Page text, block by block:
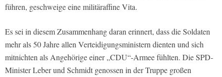
führen, geschweige eine militäraffine Vita.
Es sei in diesem Zusammenhang daran erinnert, dass die Soldaten
mehr als 50 Jahre allen Verteidigungsministern dienten und sich
mitnichten als Angehörige einer „CDU“-Armee fühlten. Die SPD-
Minister Leber und Schmidt genossen in der Truppe großen